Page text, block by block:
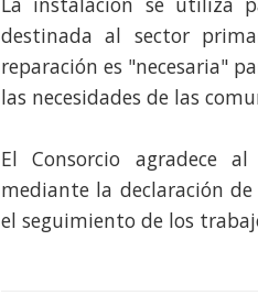
destinada al sector
reparación es "necesaria"
las necesidades de las
El Consorcio agradece
mediante la declaración
el seguimiento de los